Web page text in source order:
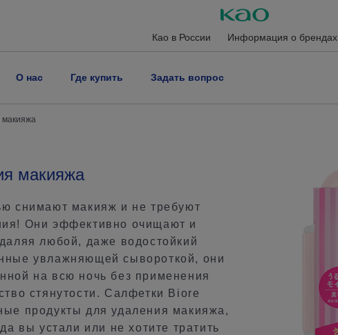
Као в России Информация о брендах
О нас Где купить Задать вопрос
макияжа
снимают макияж и не требуют
Они эффективно очищают и
любой, даже водостойкий
увлажняющей сывороткой, они
на всю ночь без применения
стянутости. Салфетки Biore
продукты для удаления макияжа,
вы устали или не хотите тратить